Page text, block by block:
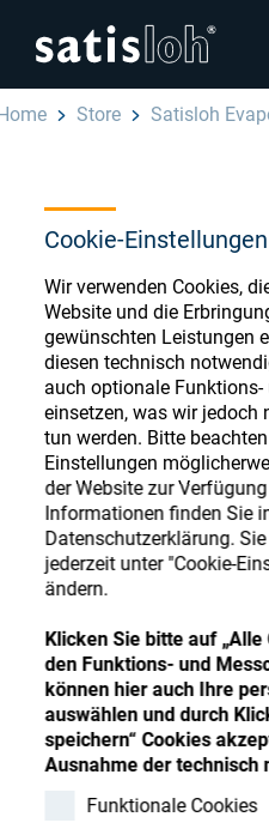
Cookie-Einstellungen
Wir verwenden Cookies,
Website und die
gewünschten Leistungen
diesen technisch
auch optionale Funktions-
einsetzen, was wir
tun werden. Bitte
Einstellungen
der Website zur
Informationen finden Sie
Datenschutzerklärung.
jederzeit unter "Cookie-
ändern.
Klicken Sie bitte auf
den Funktions- und
können hier auch Ihre
auswählen und durch
speichern“ Cookies
Ausnahme der technisch
Funktionale Cookies
Deutsch
Brillenoptik
Feinoptik
Über uns
Karriere
Ressourcen
Kontakt
Store
English
Español
汉语
Français
Store Satisloh
Ophthalmic
Store
Register or Sign-in to
and explore our
Register